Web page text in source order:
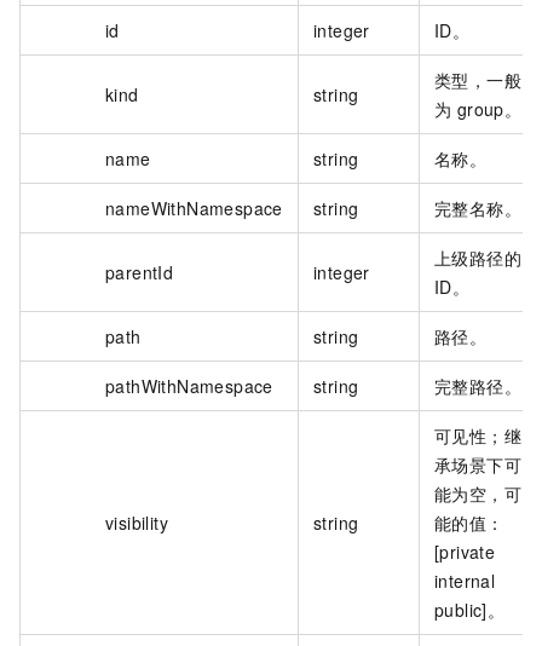
id integer ID。
kind string
类型，一般
为 group。
name string 名称。
nameWithNamespace string 完整名称。
parentId integer
上级路径的
ID。
path string 路径。
pathWithNamespace string 完整路径。
visibility string
可见性；继
承场景下可
能为空，可
能的值：
[private
internal
public]。